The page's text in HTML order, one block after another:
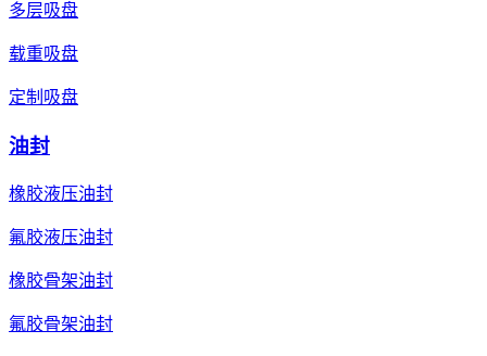
多层吸盘
载重吸盘
定制吸盘
油封
橡胶液压油封
氟胶液压油封
橡胶骨架油封
氟胶骨架油封